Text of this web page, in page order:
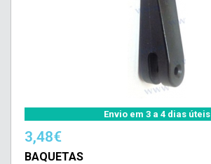
Envio em 3 a 4 dias úteis
3,48€
BAQUETAS